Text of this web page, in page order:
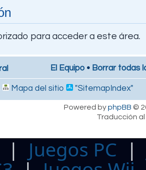
para acceder a este área.
El Equipo • Borrar todas
Mapa del sitio "SitemapIndex"
Powered byphpBB ©
Traducción
| Juegos PC